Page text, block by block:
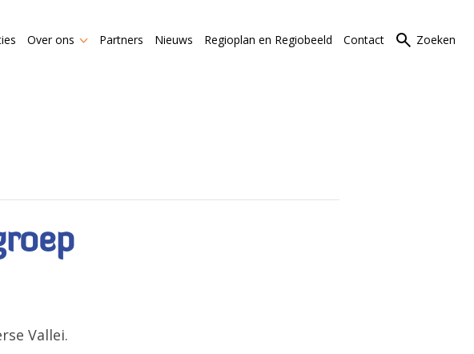
Over ons Partners Nieuws Regioplan en Regiobeeld Contact Zoeken
Vallei.